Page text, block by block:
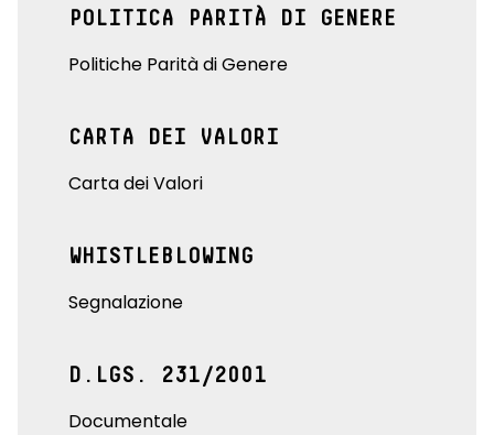
POLITICA PARITÀ DI GENERE
Politiche Parità di Genere
CARTA DEI VALORI
Carta dei Valori
WHISTLEBLOWING
Segnalazione
D.LGS. 231/2001
Documentale